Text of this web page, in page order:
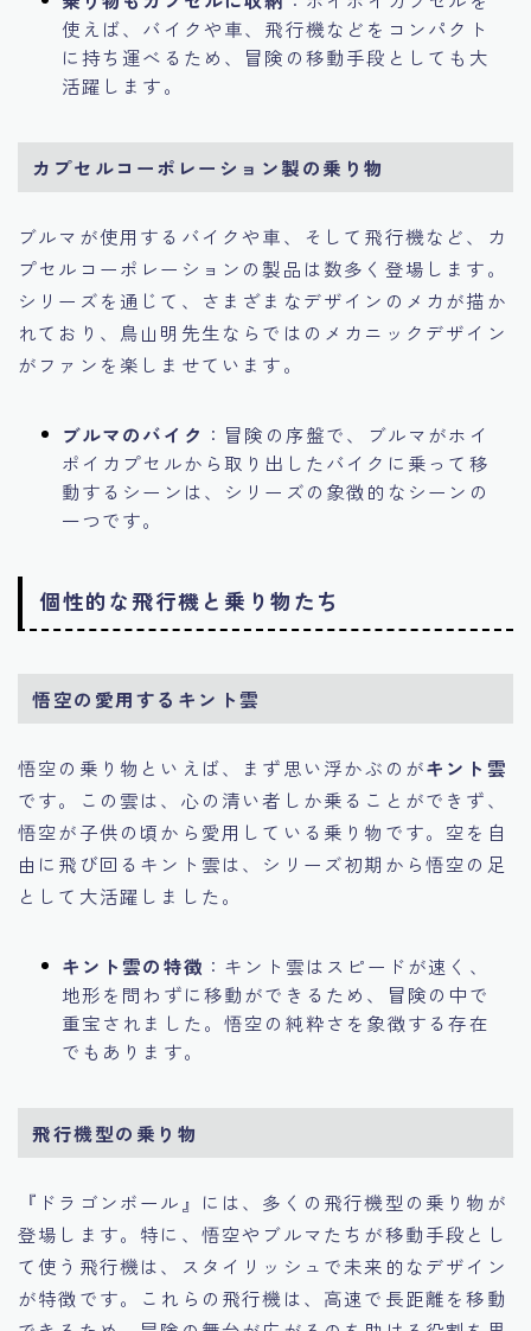
使えば、バイクや車、飛行機などをコンパクト
に持ち運べるため、冒険の移動手段としても大
活躍します。
カプセルコーポレーション製の乗り物
ブルマが使用するバイクや車、そして飛行機など、カ
プセルコーポレーションの製品は数多く登場します。
シリーズを通じて、さまざまなデザインのメカが描か
れており、鳥山明先生ならではのメカニックデザイン
がファンを楽しませています。
ブルマのバイク ：冒険の序盤で、ブルマがホイ
ポイカプセルから取り出したバイクに乗って移
動するシーンは、シリーズの象徴的なシーンの
一つです。
個性的な飛行機と乗り物たち
悟空の愛用するキント雲
悟空の乗り物といえば、まず思い浮かぶのがキント雲
です。この雲は、心の清い者しか乗ることができず、
悟空が子供の頃から愛用している乗り物です。空を自
由に飛び回るキント雲は、シリーズ初期から悟空の足
として大活躍しました。
キント雲の特徴 ：キント雲はスピードが速く、
地形を問わずに移動ができるため、冒険の中で
重宝されました。悟空の純粋さを象徴する存在
でもあります。
飛行機型の乗り物
『ドラゴンボール』には、多くの飛行機型の乗り物が
登場します。特に、悟空やブルマたちが移動手段とし
て使う飛行機は、スタイリッシュで未来的なデザイン
が特徴です。これらの飛行機は、高速で長距離を移動